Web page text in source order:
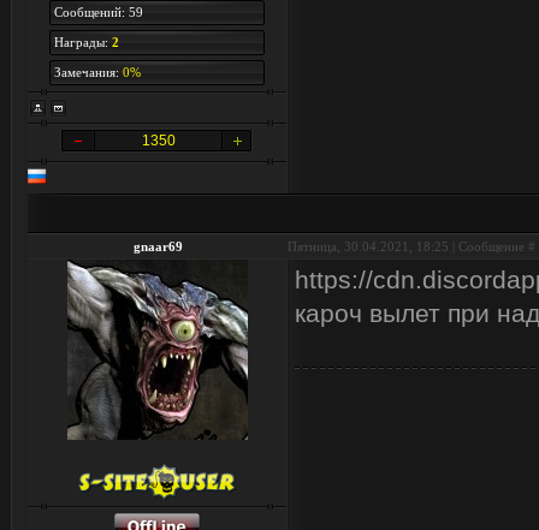
Сообщений: 59
Награды: 2
Замечания: 0%
1350
gnaar69 Пятница, 30.04.2021, 18:25 | Сообщение #
https://
кароч вылет при